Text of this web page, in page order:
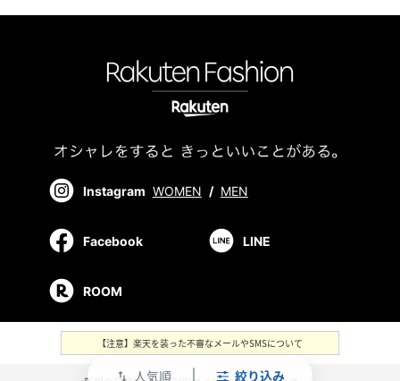
swap_vert 人気順 絞り込み
Instagram WOMEN / MEN
Facebook LINE
ROOM
【注意】楽天を装った不審なメールやSMSについて